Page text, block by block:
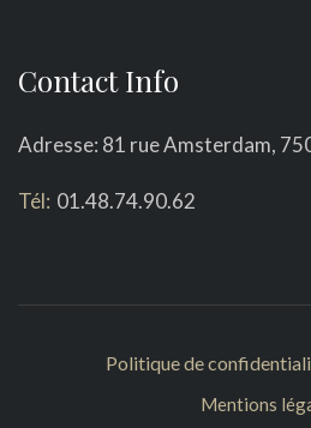
Contact Info
Adresse: 81 rue Amsterdam,
Tél: 01.48.74.90.62
Politique de
Mentions